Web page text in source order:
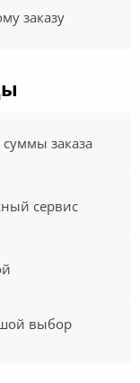
заказу
заказа
сервис
выбор